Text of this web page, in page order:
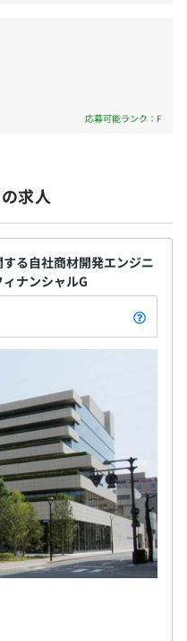
金保険、雇用保険・労災
量、業務成績、勤務態
）
的な取り組み～ ・観
／銀・証・信連携に
の提供 など 【働
やすさに注力し、さ
応募可能ランク：F
求人
る自社商材開発エンジニ
ナンシャルG